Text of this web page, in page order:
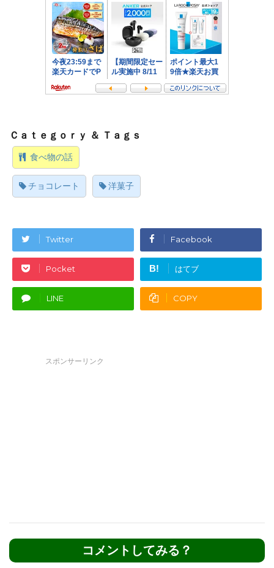
食べ物の話
チョコレート 洋菓子
Twitter Facebook
Pocket B! はてブ
LINE COPY
スポンサーリンク
コメントしてみる？